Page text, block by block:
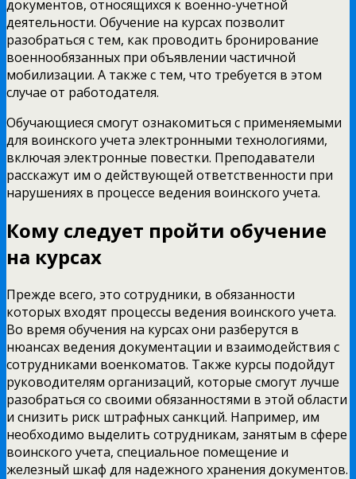
документов, относящихся к военно-учетной
деятельности. Обучение на курсах позволит
разобраться с тем, как проводить бронирование
военнообязанных при объявлении частичной
мобилизации. А также с тем, что требуется в этом
случае от работодателя.
Обучающиеся смогут ознакомиться с применяемыми
для воинского учета электронными технологиями,
включая электронные повестки. Преподаватели
расскажут им о действующей ответственности при
нарушениях в процессе ведения воинского учета.
Кому следует пройти обучение
на курсах
Прежде всего, это сотрудники, в обязанности
которых входят процессы ведения воинского учета.
Во время обучения на курсах они разберутся в
нюансах ведения документации и взаимодействия с
сотрудниками военкоматов. Также курсы подойдут
руководителям организаций, которые смогут лучше
разобраться со своими обязанностями в этой области
и снизить риск штрафных санкций. Например, им
необходимо выделить сотрудникам, занятым в сфере
воинского учета, специальное помещение и
железный шкаф для надежного хранения документов.